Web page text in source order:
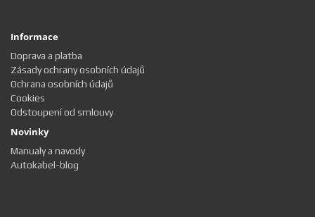
Informace
Doprava a platba
Zásady ochrany osobních údajů
Ochrana osobních údajů
Cookies
Odstoupení od smlouvy
Novinky
Manualy a navody
Autokabel-blog